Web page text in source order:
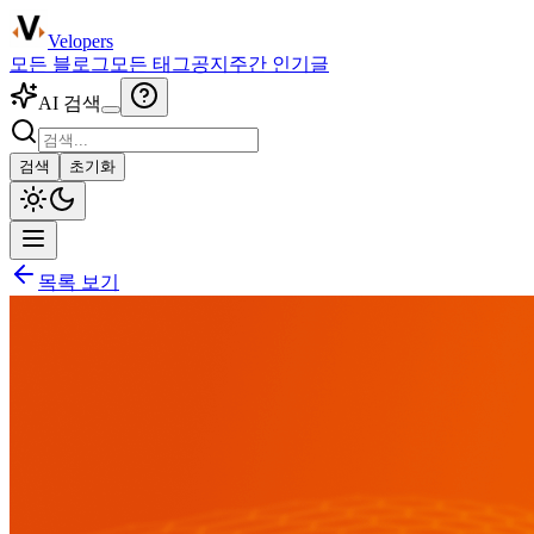
Velopers
모든 블로그 모든 태그공지 주간 인기글
AI 검색
검색 초기화
목록 보기